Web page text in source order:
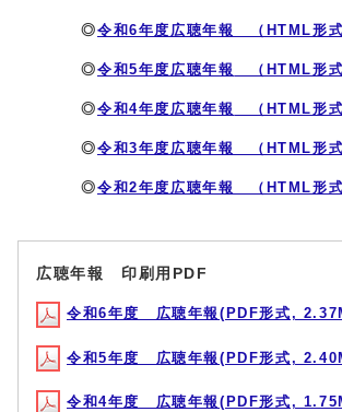
◎令和6年度広聴年報 （HTML形式
◎令和5年度広聴年報 （HTML形式
◎令和4年度広聴年報 （HTML形式
◎令和3年度広聴年報 （HTML形式
◎令和2年度広聴年報 （HTML形式
広聴年報 印刷用PDF
令和6年度 広聴年報(PDF形式,
令和5年度 広聴年報(PDF形式,
令和4年度 広聴年報(PDF形式,